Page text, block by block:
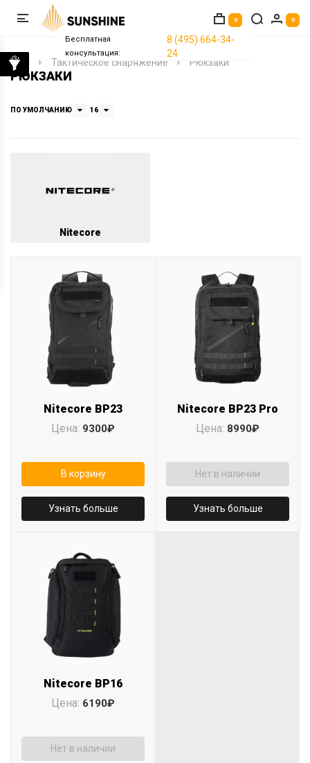
0 0
Бесплатная
консультация:
8 (495) 664-34-
24
Тактическое снаряжение
Рюкзаки
РЮКЗАКИ
ПО УМОЛЧАНИЮ 16
Nitecore
Nitecore BP23
Цена: 9300₽
В корзину
Узнать больше
Nitecore BP23 Pro
Цена: 8990₽
Нет в наличии
Узнать больше
Nitecore BP16
Цена: 6190₽
Нет в наличии